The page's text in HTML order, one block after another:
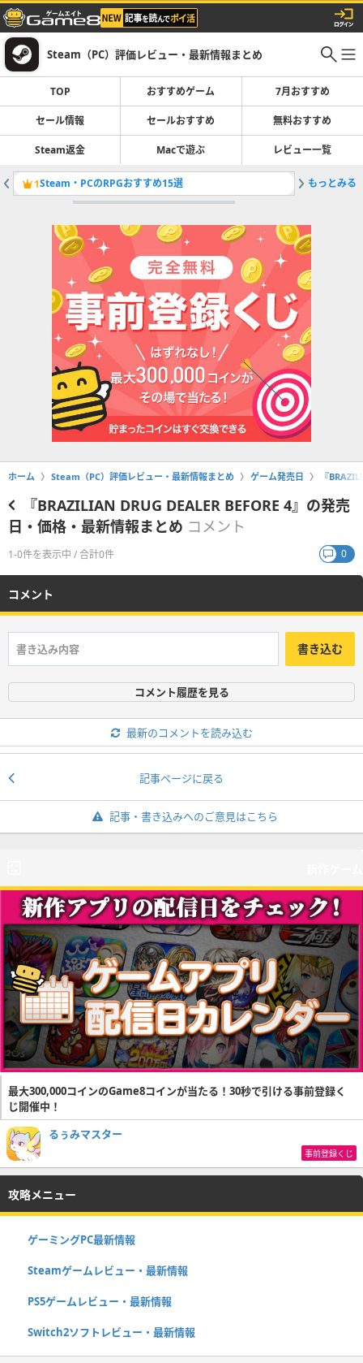
Steam（PC）評価レビュー・最新情報まとめ
TOP おすすめゲーム 7月おすすめ
セール情報 セールおすすめ 無料おすすめ
Steam返金 Macで遊ぶ レビュー一覧
1Steam・PCのRPGおすすめ15選 2開催中
もっとみる
ホーム Steam（PC）評価レビュー・最新情報まとめ ゲーム発売日 『
『BRAZILIAN DRUG DEALER BEFORE 4』の発売
日・価格・最新情報まとめ コメント
1-0件を表示中 / 合計0件 0
コメント
書き込む
コメント履歴を見る
最新のコメントを読み込む
記事ページに戻る
記事・書き込みへのご意見はこちら
最大300,000コインのGame8コインが当たる！30秒で引ける事前登録く
じ開催中！
るぅみマスター
事前登録くじ
攻略メニュー
ゲーミングPC最新情報
Steamゲームレビュー・最新情報
PS5ゲームレビュー・最新情報
Switch2ソフトレビュー・最新情報